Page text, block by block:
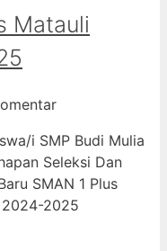
Matauli
i SMP Budi Mulia
Seleksi Dan
SMAN 1 Plus
2024-2025